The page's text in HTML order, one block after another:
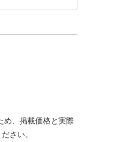
め、掲載価格と実際
さい。